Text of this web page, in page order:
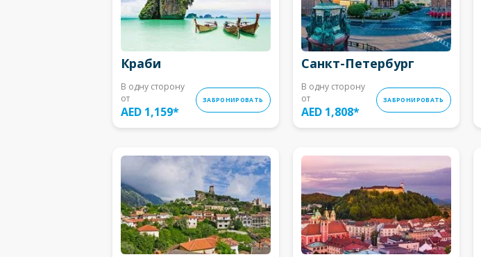
Краби
В одну сторону
от
AED 1,159*
ЗАБРОНИРОВАТЬ
Санкт-Петербург
В одну сторону
от
AED 1,808*
ЗАБРОНИРОВАТЬ